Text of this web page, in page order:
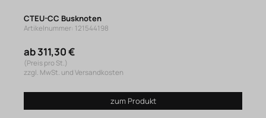
CTEU-CC Busknoten
Artikelnummer: 121544198
ab 311,30 €
(Preis pro St.)
zzgl. MwSt. und Versandkosten
zum Produkt